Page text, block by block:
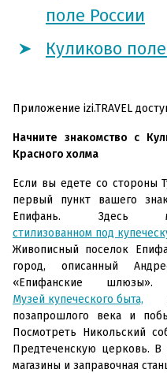
поле России
Куликово
Приложение izi.TRAVEL
Начните знакомство с
Красного холма
Если вы едете со стороны
первый пункт вашего
Епифань. Здесь
стилизованном под
Живописный поселок
город, описанный
«Епифанские
Музей купеческого быта,
позапрошлого века и
Посмотреть Никольский
Предтеченскую церковь. В
магазины и заправочная